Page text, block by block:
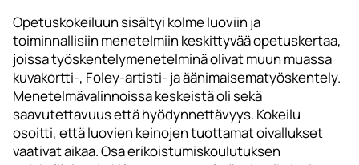
Opetuskokeiluun sisältyi kolme luoviin ja
toiminnallisiin menetelmiin keskittyvää opetuskertaa,
joissa työskentelymenetelminä olivat muun muassa
kuvakortti-, Foley-artisti- ja äänimaisematyöskentely.
Menetelmävalinnoissa keskeistä oli sekä
saavutettavuus että hyödynnettävyys. Kokeilu
osoitti, että luovien keinojen tuottamat oivallukset
vaativat aikaa. Osa erikoistumiskoulutuksen